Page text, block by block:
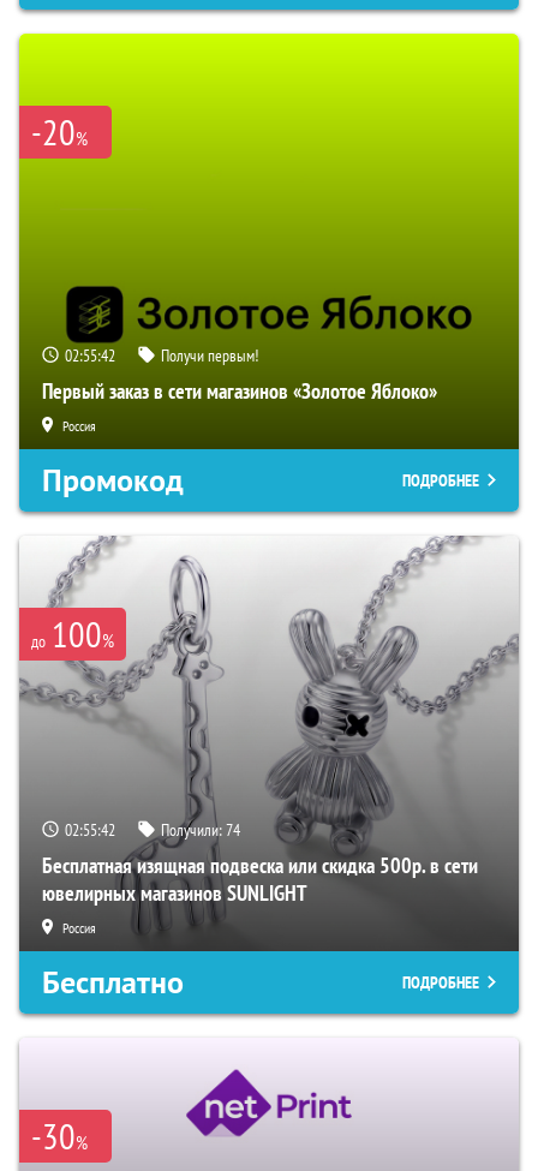
-20%
02:55:40 Получи первым!
Первый заказ в сети магазинов «Золотое Яблоко»
Россия
Промокод ПОДРОБНЕЕ
до 100%
02:55:40 Получили:74
Бесплатная изящная подвеска или скидка 500р. в сети
ювелирных магазинов SUNLIGHT
Россия
Бесплатно ПОДРОБНЕЕ
-30%